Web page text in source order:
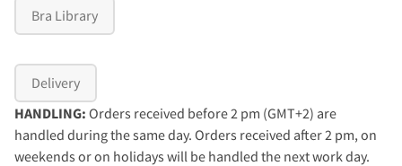
Bra Library
Delivery
HANDLING: Orders received before 2 pm (GMT+2) are
handled during the same day. Orders received after 2 pm, on
weekends or on holidays will be handled the next work day.